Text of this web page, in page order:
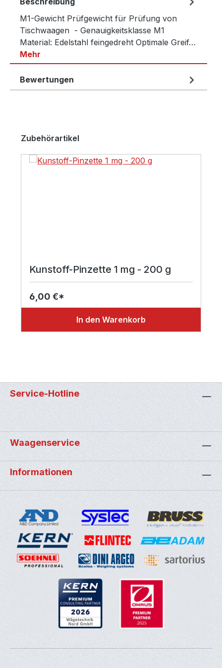
M1-Gewicht Prüfgewicht für Prüfung von
Tischwaagen - Genauigkeitsklasse M1
Material: Edelstahl feingedreht Optimale Greif…
Mehr
Bewertungen
Produktgalerie überspringen
Zubehörartikel
Kunstoff-Pinzette 1 mg - 200 g
6,00 €*
In den Warenkorb
Service-Hotline
Waagenservice
Informationen